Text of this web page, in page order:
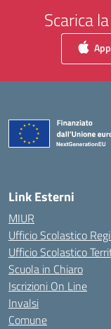
Scarica
Link Esterni
MIUR
Ufficio Scolastico
Ufficio Scolastico
Scuola in Chiaro
Iscrizioni On Line
Invalsi
Comune